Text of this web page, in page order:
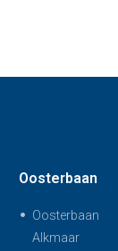
Oosterbaan
Oosterbaan
Alkmaar